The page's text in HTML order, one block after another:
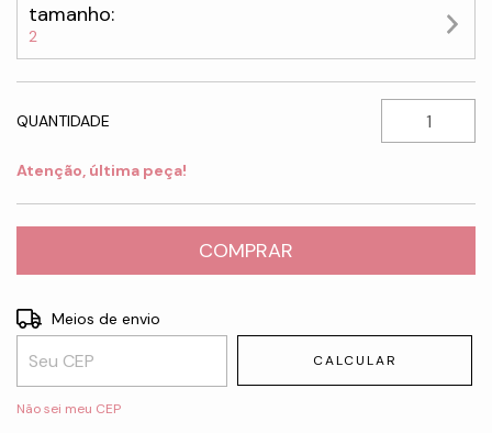
tamanho:
2
QUANTIDADE
Atenção, última peça!
Entregas para o CEP:
Meios de envio
CALCULAR
Não sei meu CEP